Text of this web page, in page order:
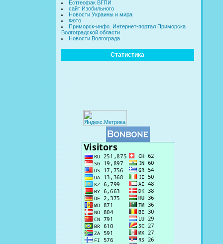
Естгеофак ВГПИ
сайт Изобильного
Новости Украины и мира
Фото
Приморск-инфо. Интернет-портал Приморска
Волгоградской области
Новости Волгограда
Статистика